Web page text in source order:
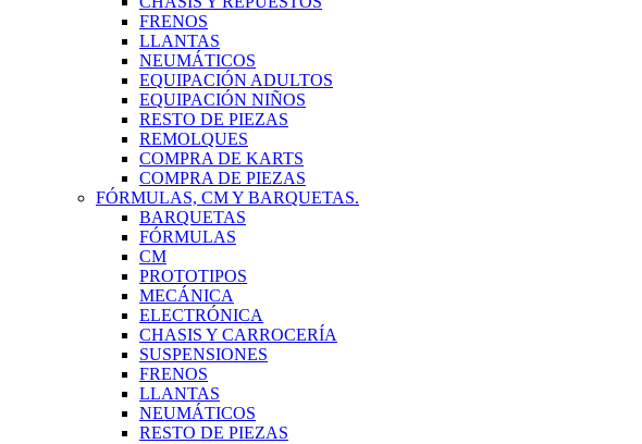
FRENOS
LLANTAS
NEUMÁTICOS
EQUIPACIÓN ADULTOS
EQUIPACIÓN NIÑOS
RESTO DE PIEZAS
REMOLQUES
COMPRA DE KARTS
COMPRA DE PIEZAS
FÓRMULAS, CM Y BARQUETAS.
BARQUETAS
FÓRMULAS
CM
PROTOTIPOS
MECÁNICA
ELECTRÓNICA
CHASIS Y CARROCERÍA
SUSPENSIONES
FRENOS
LLANTAS
NEUMÁTICOS
RESTO DE PIEZAS